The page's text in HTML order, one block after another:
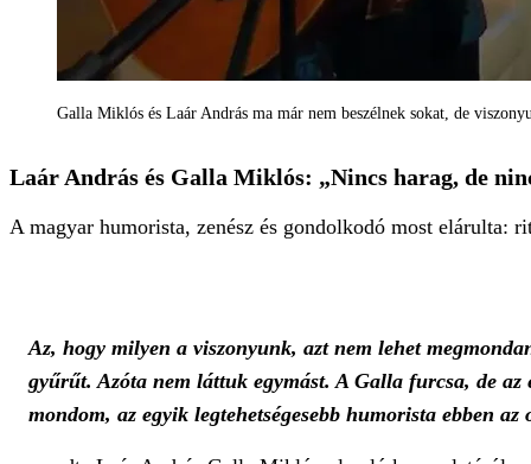
Galla Miklós és Laár András ma már nem beszélnek sokat, de
Laár András és Galla Miklós: „Nincs harag, de
A magyar humorista, zenész és gondolkodó most elárulta:
Az, hogy milyen a viszonyunk, azt nem lehet
gyűrűt. Azóta nem láttuk egymást. A Galla furcsa, de
mondom, az egyik legtehetségesebb humorista ebben